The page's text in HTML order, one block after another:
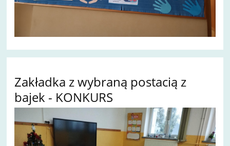
Zakładka z wybraną postacią z
bajek - KONKURS